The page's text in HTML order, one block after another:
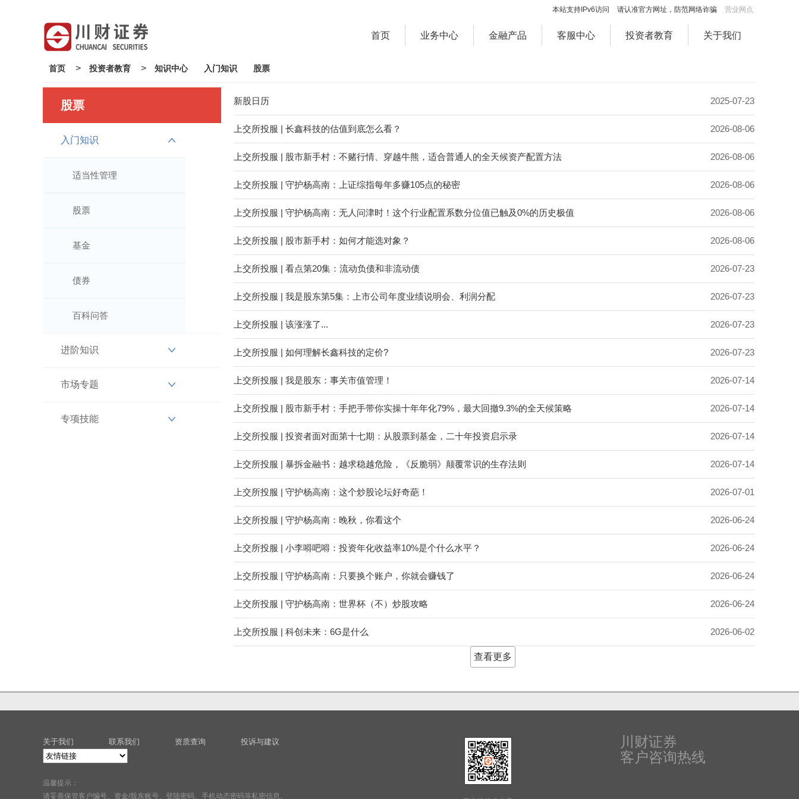
本站支持IPv6访问 请认准官方网址，防范网络诈骗 营业网点
首页 业务中心 金融产品 客服中心 投资者教育 关于我们
首页 > 投资者教育 > 知识中心 入门知识 股票
股票
入门知识
适当性管理
股票
基金
债券
百科问答
进阶知识
市场专题
专项技能
新股日历 2025-07-23
上交所投服 | 长鑫科技的估值到底怎么看？ 2026-08-06
上交所投服 | 股市新手村：不赌行情、穿越牛熊，适合普通人的全天候资产配置方法 2026-08-06
上交所投服 | 守护杨高南：上证综指每年多赚105点的秘密 2026-08-06
上交所投服 | 守护杨高南：无人问津时！这个行业配置系数分位值已触及0%的历史极值 2026-08-06
上交所投服 | 股市新手村：如何才能选对象？ 2026-08-06
上交所投服 | 看点第20集：流动负债和非流动债 2026-07-23
上交所投服 | 我是股东第5集：上市公司年度业绩说明会、利润分配 2026-07-23
上交所投服 | 该涨涨了... 2026-07-23
上交所投服 | 如何理解长鑫科技的定价? 2026-07-23
上交所投服 | 我是股东：事关市值管理！ 2026-07-14
上交所投服 | 股市新手村：手把手带你实操十年年化79%，最大回撤9.3%的全天候策略 2026-07-14
上交所投服 | 投资者面对面第十七期：从股票到基金，二十年投资启示录 2026-07-14
上交所投服 | 暴拆金融书：越求稳越危险，《反脆弱》颠覆常识的生存法则 2026-07-14
上交所投服 | 守护杨高南：这个炒股论坛好奇葩！ 2026-07-01
上交所投服 | 守护杨高南：晚秋，你看这个 2026-06-24
上交所投服 | 小李嘚吧嘚：投资年化收益率10%是个什么水平？ 2026-06-24
上交所投服 | 守护杨高南：只要换个账户，你就会赚钱了 2026-06-24
上交所投服 | 守护杨高南：世界杯（不）炒股攻略 2026-06-24
上交所投服 | 科创未来：6G是什么 2026-06-02
查看更多
关于我们 联系我们 资质查询 投诉与建议
温馨提示：
请妥善保管客户编号、资金/股东账号、登陆密码、手机动态密码等私密信息。
川财证券
客户咨询热线